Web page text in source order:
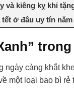
và kiêng kỵ khi
ở đâu uy tín năm
càng khắt
một loại bao bì